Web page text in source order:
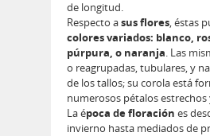
de longitud.
Respecto asus flores, éstas
colores variados: blanco,
púrpura, o naranja. Las
o reagrupadas, tubulares, y
de los tallos; su corola está
numerosos pétalos estrechos
La época de floración es
invierno hasta mediados de